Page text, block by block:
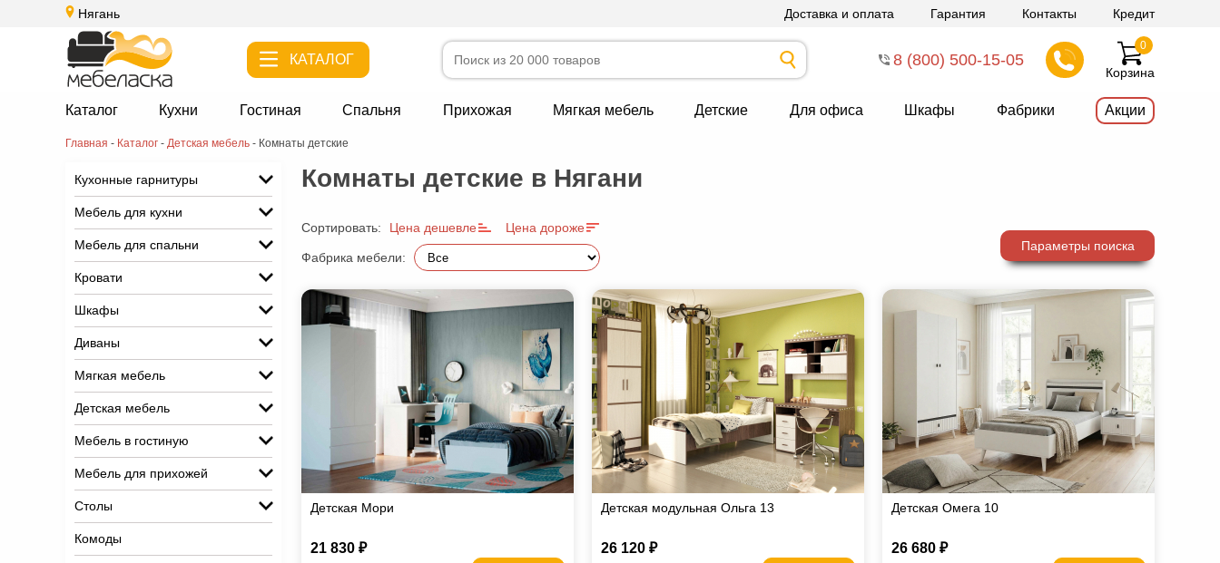
Нягань Доставка и оплата Гарантия Контакты Кредит
КАТАЛОГ 8 (800) 500-15-05
Корзина
0
Каталог Кухни Гостиная Спальня Прихожая Мягкая мебель Детские Для офиса Шкафы Фабрики Акции
Главная - Каталог - Детская мебель - Комнаты детские
Кухонные гарнитуры
Мебель для кухни
Мебель для спальни
Кровати
Шкафы
Диваны
Мягкая мебель
Детская мебель
Мебель в гостиную
Мебель для прихожей
Столы
Комоды
Комнаты детские в Нягани
Сортировать: Цена дешевле Цена дороже
Фабрика мебели:
Параметры поиска
Детская Мори
21 830 ₽
Детская модульная Ольга 13
26 120 ₽
Детская Омега 10
26 680 ₽